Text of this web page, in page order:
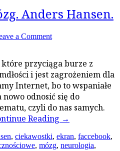
Anders Hansen.
a Comment
przyciąga burze z
i jest zagrożeniem dla
Internet, bo to wspaniałe
odnosić się do
czyli do nas samych.
Reading →
, ciekawostki, ekran, faccebook,
, mózg, neurologia,